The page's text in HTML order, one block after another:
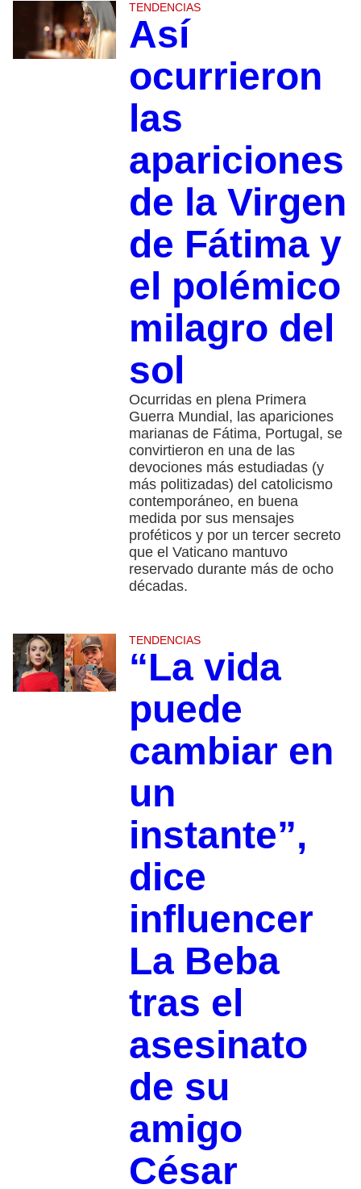
TENDENCIAS
Así
ocurrieron
las
apariciones
de la Virgen
de Fátima y
el polémico
milagro del
sol
Ocurridas en plena Primera
Guerra Mundial, las apariciones
marianas de Fátima, Portugal, se
convirtieron en una de las
devociones más estudiadas (y
más politizadas) del catolicismo
contemporáneo, en buena
medida por sus mensajes
proféticos y por un tercer secreto
que el Vaticano mantuvo
reservado durante más de ocho
décadas.
TENDENCIAS
“La vida
puede
cambiar en
un
instante”,
dice
influencer
La Beba
tras el
asesinato
de su
amigo
César